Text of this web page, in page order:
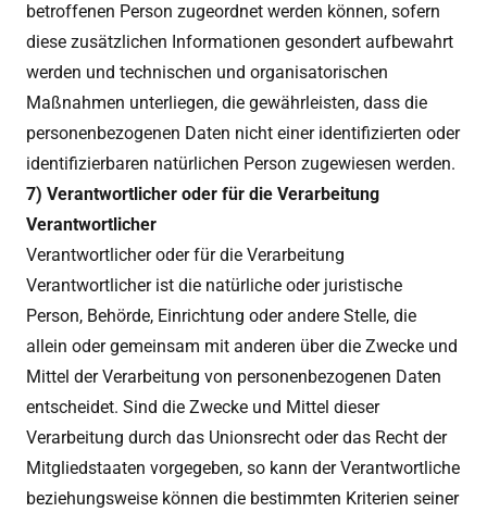
betroffenen Person zugeordnet werden können, sofern
diese zusätzlichen Informationen gesondert aufbewahrt
werden und technischen und organisatorischen
Maßnahmen unterliegen, die gewährleisten, dass die
personenbezogenen Daten nicht einer identifizierten oder
identifizierbaren natürlichen Person zugewiesen werden.
7) Verantwortlicher oder für die Verarbeitung
Verantwortlicher
Verantwortlicher oder für die Verarbeitung
Verantwortlicher ist die natürliche oder juristische
Person, Behörde, Einrichtung oder andere Stelle, die
allein oder gemeinsam mit anderen über die Zwecke und
Mittel der Verarbeitung von personenbezogenen Daten
entscheidet. Sind die Zwecke und Mittel dieser
Verarbeitung durch das Unionsrecht oder das Recht der
Mitgliedstaaten vorgegeben, so kann der Verantwortliche
beziehungsweise können die bestimmten Kriterien seiner